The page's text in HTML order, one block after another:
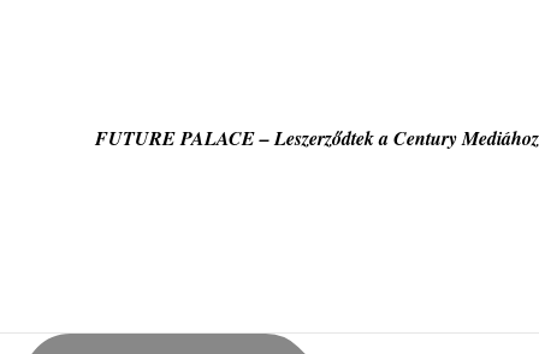
FUTURE PALACE – Leszerződtek a Century Mediához